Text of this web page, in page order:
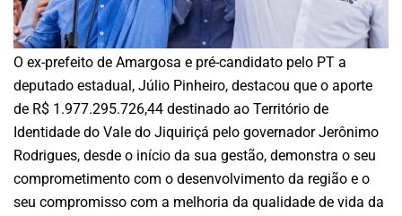
O ex-prefeito de Amargosa e pré-candidato pelo PT a
deputado estadual, Júlio Pinheiro, destacou que o aporte
de R$ 1.977.295.726,44 destinado ao Território de
Identidade do Vale do Jiquiriçá pelo governador Jerônimo
Rodrigues, desde o início da sua gestão, demonstra o seu
comprometimento com o desenvolvimento da região e o
seu compromisso com a melhoria da qualidade de vida da